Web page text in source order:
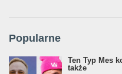
Popularne
Ten Typ Mes
także